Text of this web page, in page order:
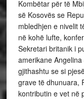
Kombëtar për të
së Kosovës se
mbledhjen e nivelit
në kohë lufte,
Sekretari britanik i
amerikane
gjithashtu se si
grave të dhunuara,
kontributin e vet në